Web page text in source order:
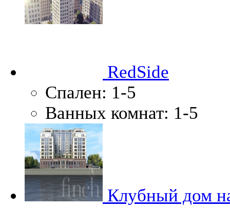
RedSide
Спален: 1-5
Ванных комнат: 1-5
Клубный дом